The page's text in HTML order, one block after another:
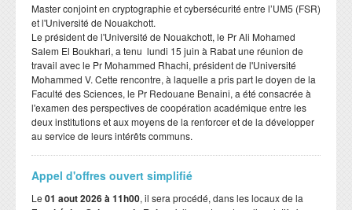
Master conjoint en cryptographie et cybersécurité entre l’UM5 (FSR)
et l'Université de Nouakchott.
Le président de l'Université de Nouakchott, le Pr Ali Mohamed
Salem El Boukhari, a tenu lundi 15 juin à Rabat une réunion de
travail avec le Pr Mohammed Rhachi, président de l'Université
Mohammed V. Cette rencontre, à laquelle a pris part le doyen de la
Faculté des Sciences, le Pr Redouane Benaini, a été consacrée à
l'examen des perspectives de coopération académique entre les
deux institutions et aux moyens de la renforcer et de la développer
au service de leurs intérêts communs.
Appel d'offres ouvert simplifié
Le 01 aout 2026 à 11h00, il sera procédé, dans les locaux de la